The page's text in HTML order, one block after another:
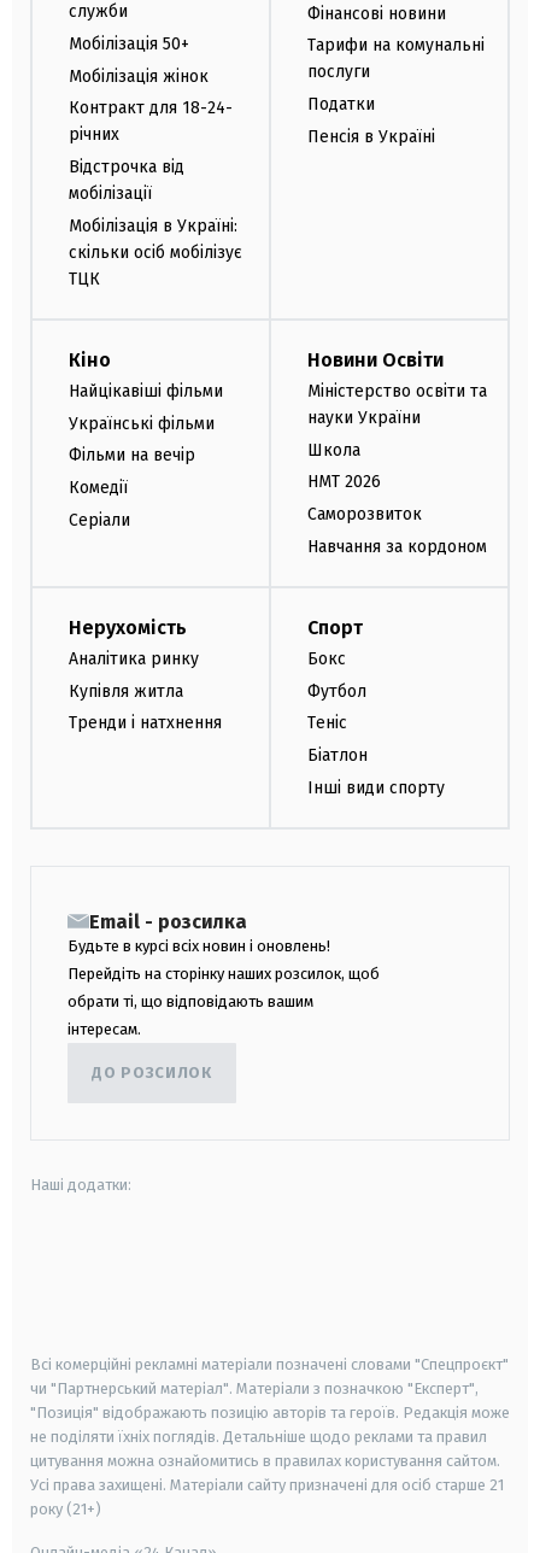
служби
Мобілізація 50+
Мобілізація жінок
Контракт для 18-24-
річних
Відстрочка від
мобілізації
Мобілізація в Україні:
скільки осіб мобілізує
ТЦК
Фінансові новини
Тарифи на комунальні
послуги
Податки
Пенсія в Україні
Кіно
Найцікавіші фільми
Українські фільми
Фільми на вечір
Комедії
Серіали
Новини Освіти
Міністерство освіти та
науки України
Школа
НМТ 2026
Саморозвиток
Навчання за кордоном
Нерухомість
Аналітика ринку
Купівля житла
Тренди і натхнення
Спорт
Бокс
Футбол
Теніс
Біатлон
Інші види спорту
Email - розсилка
Будьте в курсі всіх новин і оновлень!
Перейдіть на сторінку наших розсилок, щоб
обрати ті, що відповідають вашим
інтересам.
ДО РОЗСИЛОК
Наші додатки:
Всі комерційні рекламні матеріали позначені словами "Спецпроєкт"
чи "Партнерський матеріал". Матеріали з позначкою "Експерт",
"Позиція" відображають позицію авторів та героїв. Редакція може
не поділяти їхніх поглядів. Детальніше щодо реклами та правил
цитування можна ознайомитись в правилах користування сайтом.
Усі права захищені. Матеріали сайту призначені для осіб старше 21
року (21+)